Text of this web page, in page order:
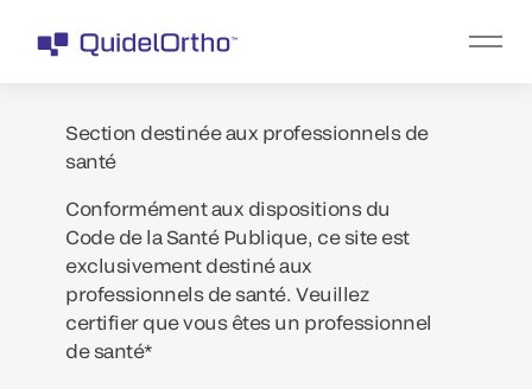
Section destinée aux professionnels de
santé
Conformément aux dispositions du
Code de la Santé Publique, ce site est
exclusivement destiné aux
professionnels de santé. Veuillez
certifier que vous êtes un professionnel
de santé*